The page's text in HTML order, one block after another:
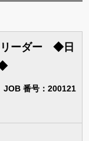
リーダー ◆日
JOB 番号：200121